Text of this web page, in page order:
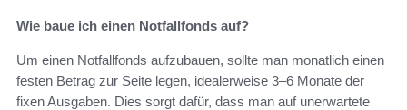
Wie baue ich einen Notfallfonds auf?
Um einen Notfallfonds aufzubauen, sollte man monatlich einen
festen Betrag zur Seite legen, idealerweise 3–6 Monate der
fixen Ausgaben. Dies sorgt dafür, dass man auf unerwartete